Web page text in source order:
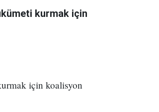
kurmak için
için koalisyon